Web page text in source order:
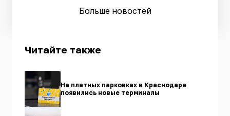
Больше новостей
Читайте также
На платных парковках в Краснодаре
появились новые терминалы